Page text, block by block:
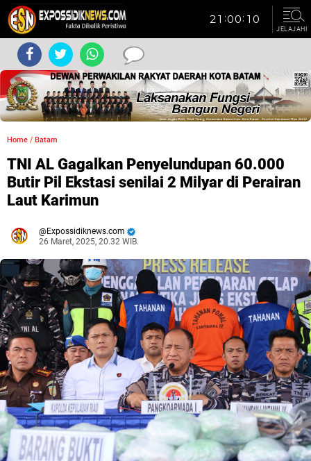
JELAJAHI
Home / Batam
TNI AL Gagalkan Penyelundupan 60.000
Butir Pil Ekstasi senilai 2 Milyar di Perairan
Laut Karimun
Expossidiknews.com
26 Maret, 2025, 20.32 WIB.